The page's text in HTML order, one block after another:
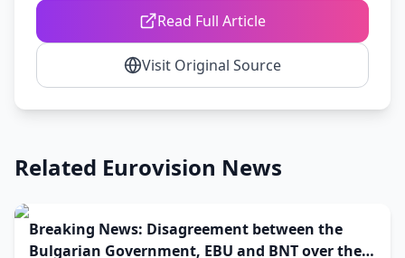
Read Full Article
Visit Original Source
Related Eurovision News
Breaking News: Disagreement between the
Bulgarian Government, EBU and BNT over the